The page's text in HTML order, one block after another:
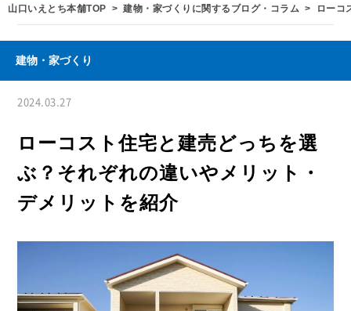
山口いえとち本舗TOP 建物・家づくりに関するブログ・コラム ローコ
建物・家づくり
2024.03.27
ローコスト住宅と建売どっちを選
ぶ？それぞれの違いやメリット・
デメリットを紹介